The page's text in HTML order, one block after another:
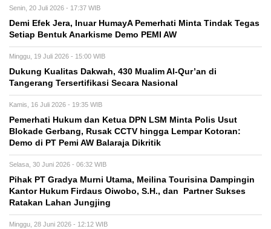
Senin, 20 Juli 2026 - 17:37 WIB
Demi Efek Jera, Inuar HumayA Pemerhati Minta Tindak Tegas
Setiap Bentuk Anarkisme Demo PEMI AW
Minggu, 19 Juli 2026 - 15:00 WIB
Dukung Kualitas Dakwah, 430 Mualim Al-Qur’an di
Tangerang Tersertifikasi Secara Nasional
Kamis, 16 Juli 2026 - 19:35 WIB
Pemerhati Hukum dan Ketua DPN LSM Minta Polis Usut
Blokade Gerbang, Rusak CCTV hingga Lempar Kotoran:
Demo di PT Pemi AW Balaraja Dikritik
Selasa, 30 Juni 2026 - 06:32 WIB
Pihak PT Gradya Murni Utama, Meilina Tourisina Dampingin
Kantor Hukum Firdaus Oiwobo, S.H., dan Partner Sukses
Ratakan Lahan Jungjing
Minggu, 28 Juni 2026 - 12:12 WIB